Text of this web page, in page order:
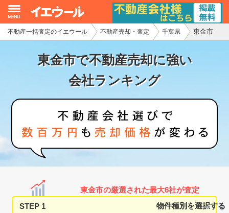
不動産一括査定のイエウール 不動産売却・査定 千葉県 東金市
東金市で不動産売却に強い
会社ランキング
東金市の厳選された最大6社が査定
STEP 1
イエウール加盟希望の不動産会社様
初めての方へ
不動産の売却・一括査定
家査定シミュレーター
お問い合わせ